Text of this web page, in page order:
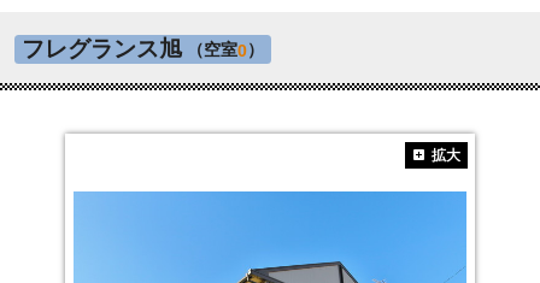
フレグランス旭 （空室0）
拡大